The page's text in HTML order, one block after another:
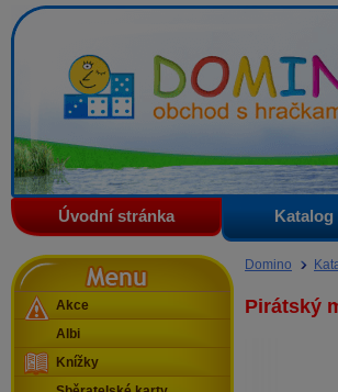
Domino - obchod s hračkami
Úvodní stránka
Domino
Pirátský
Menu
Akce
Albi
Knížky